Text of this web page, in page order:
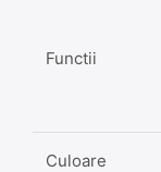
Functii
Culoare